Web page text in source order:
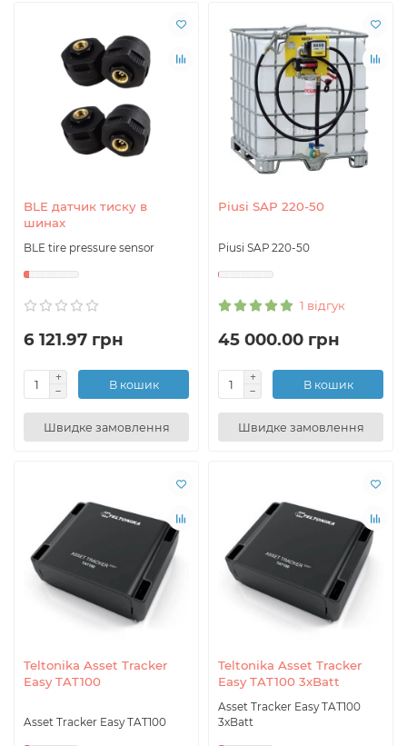
BLE датчик тиску в
шинах
BLE tire pressure sensor
6 121.97 грн
В кошик
Швидке замовлення
Piusi SAР 220-50
Piusi SAР 220-50
1 відгук
45 000.00 грн
В кошик
Швидке замовлення
Teltonika Asset Tracker
Easy TAT100
Asset Tracker Easy TAT100
Teltonika Asset Tracker
Easy TAT100 3xBatt
Asset Tracker Easy TAT100
3xBatt